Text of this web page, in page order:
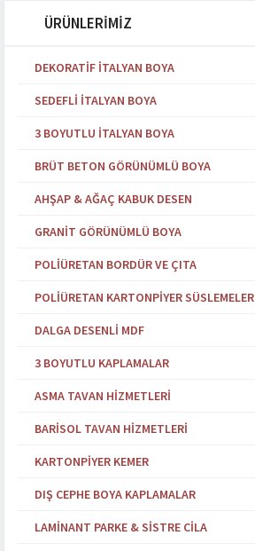
ÜRÜNLERİMİZ
DEKORATIF İTALYAN BOYA
SEDEFLI İTALYAN BOYA
3 BOYUTLU İTALYAN BOYA
BRÜT BETON GÖRÜNÜMLÜ BOYA
AHŞAP & AĞAÇ KABUK DESEN
GRANIT GÖRÜNÜMLÜ BOYA
POLIÜRETAN BORDÜR VE ÇITA
POLIÜRETAN KARTONPIYER SÜSLEMELER
DALGA DESENLI MDF
3 BOYUTLU KAPLAMALAR
ASMA TAVAN HIZMETLERI
BARISOL TAVAN HIZMETLERI
KARTONPIYER KEMER
DIŞ CEPHE BOYA KAPLAMALAR
LAMINANT PARKE & SISTRE CILA